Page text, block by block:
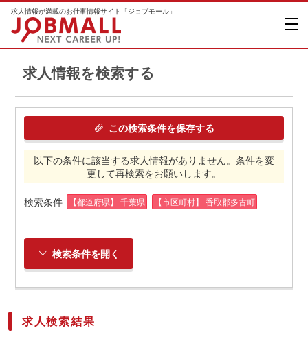
求人情報が満載のお仕事情報サイト「ジョブモール」
求人情報を検索する
この検索条件を保存する
以下の条件に該当する求人情報がありません。条件を変
更して再検索をお願いします。
検索条件 【都道府県】 千葉県 【市区町村】 香取郡多古町
検索条件を開く
求人検索結果